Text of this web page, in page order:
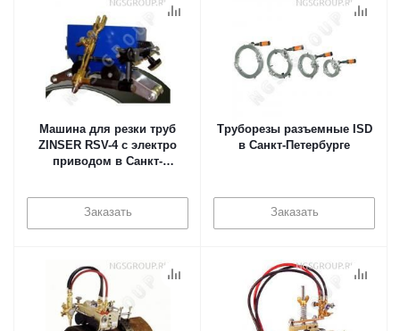
Машина для резки труб
ZINSER RSV-4 с электро
приводом в Санкт-
Заказать
Труборезы разъемные ISD
в Санкт-Петербурге
Заказать